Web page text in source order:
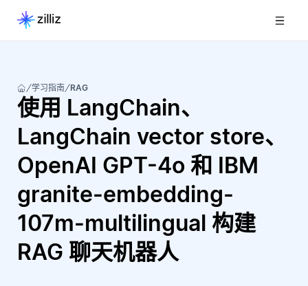
学习指南 RAG
使用 LangChain、
LangChain vector store、
OpenAI GPT-4o 和 IBM
granite-embedding-
107m-multilingual 构建
RAG 聊天机器人